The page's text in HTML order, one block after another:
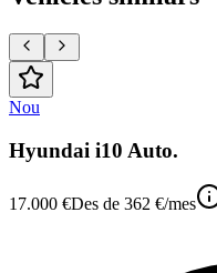
Nou
Hyundai i10 Auto.
17.000 €Des de 362 €/mes